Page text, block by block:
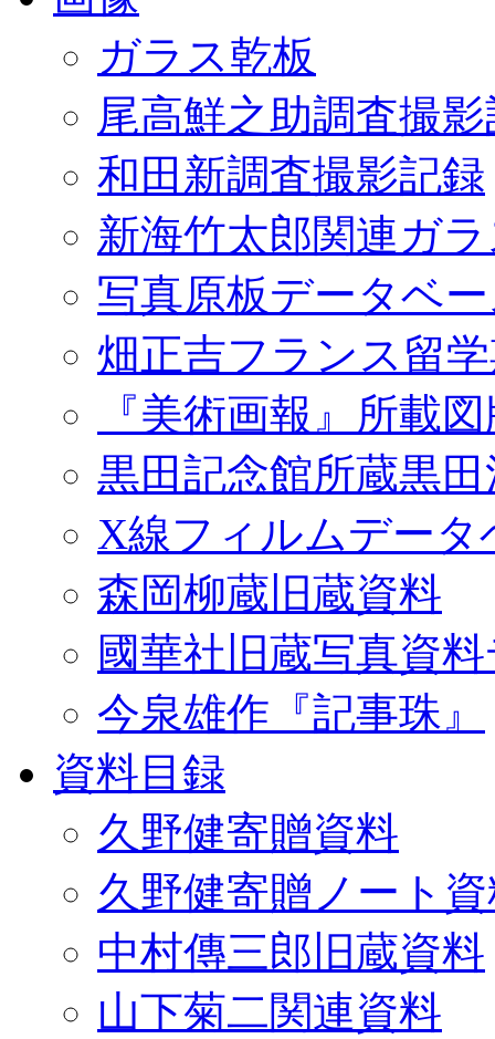
ガラス乾板
尾高鮮之助調査撮
和田新調査撮影記録
新海竹太郎関連ガ
写真原板データベ
畑正吉フランス留
『美術画報』所載
黒田記念館所蔵黒
X線フィルムデータ
森岡柳蔵旧蔵資料
國華社旧蔵写真資
今泉雄作『記事珠』
資料目録
久野健寄贈資料
久野健寄贈ノート
中村傳三郎旧蔵資料
山下菊二関連資料